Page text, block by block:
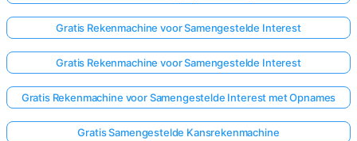
Gratis Rekenmachine voor Samengestelde Interest
Gratis Rekenmachine voor Samengestelde Interest
Gratis Rekenmachine voor Samengestelde Interest met Opnames
Gratis Samengestelde Kansrekenmachine